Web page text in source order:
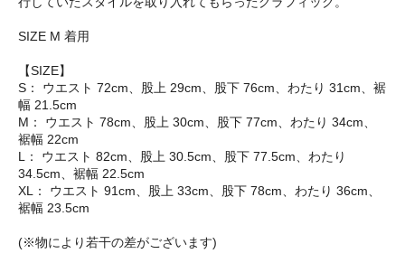
SIZE M 着用
【SIZE】
S： ウエスト 72cm、股上 29cm、股下 76cm、わたり 31cm、裾
幅 21.5cm
M： ウエスト 78cm、股上 30cm、股下 77cm、わたり 34cm、
裾幅 22cm
L： ウエスト 82cm、股上 30.5cm、股下 77.5cm、わたり
34.5cm、裾幅 22.5cm
XL： ウエスト 91cm、股上 33cm、股下 78cm、わたり 36cm、
裾幅 23.5cm
(※物により若干の差がございます)